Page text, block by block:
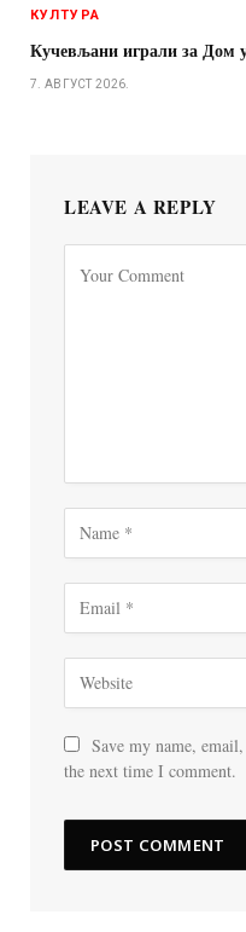
КУЛТУРА
Кучевљани играли за Дом
7. АВГУСТ 2026.
LEAVE A REPLY
Save my name,
the next time I comment.